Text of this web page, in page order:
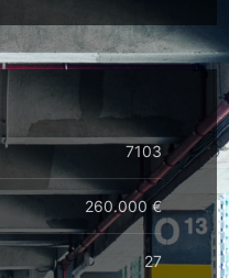
7103
260.000 €
27